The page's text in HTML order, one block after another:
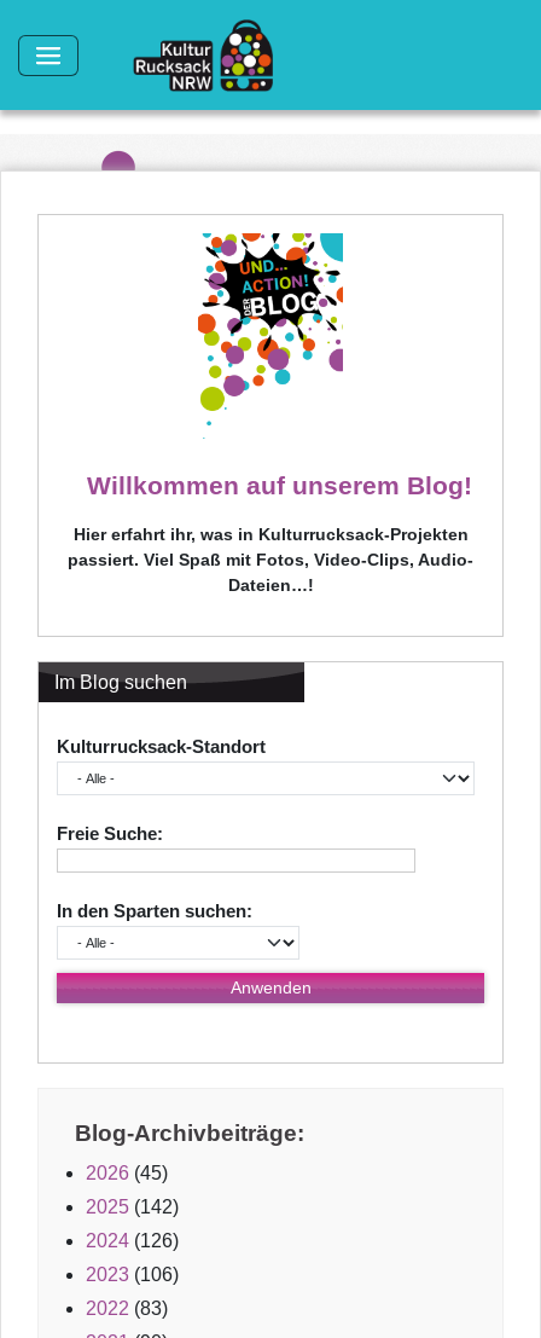
Willkommen auf unserem Blog!
Hier erfahrt ihr, was in Kulturrucksack-Projekten
passiert. Viel Spaß mit Fotos, Video-Clips, Audio-
Dateien…!
Im Blog suchen
Kulturrucksack-Standort
Freie Suche:
In den Sparten suchen:
Blog-Archivbeiträge:
2026 (45)
2025 (142)
2024 (126)
2023 (106)
2022 (83)